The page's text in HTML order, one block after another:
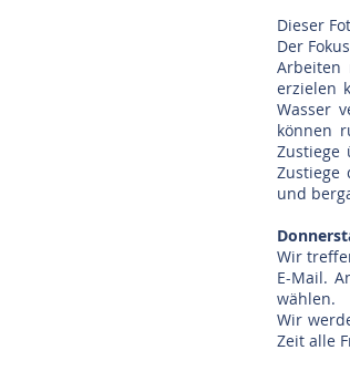
Dieser
Der
Arbeiten
erzielen
Wasser
können
Zustiege
Zustiege
und
Wir
E-Mail.
wählen.
Wir
Zeit alle